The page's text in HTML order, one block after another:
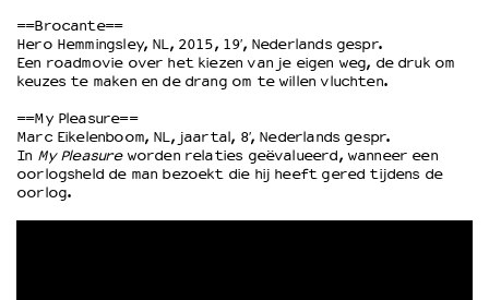
==Brocante==
Hero Hemmingsley, NL, 2015, 19′, Nederlands gespr.
Een roadmovie over het kiezen van je eigen weg, de druk om
keuzes te maken en de drang om te willen vluchten.
==My Pleasure==
Marc Eikelenboom, NL, jaartal, 8′, Nederlands gespr.
In My Pleasureworden relaties geëvalueerd, wanneer een
oorlogsheld de man bezoekt die hij heeft gered tijdens de
oorlog.